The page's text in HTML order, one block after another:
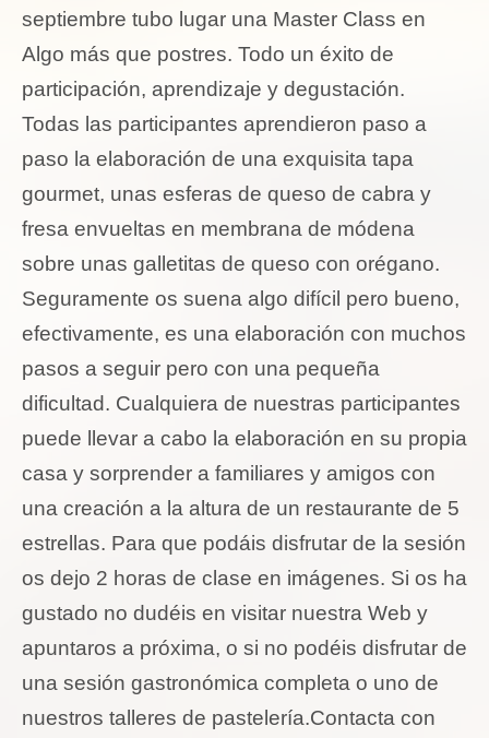
septiembre tubo lugar una Master Class en
Algo más que postres. Todo un éxito de
participación, aprendizaje y degustación.
Todas las participantes aprendieron paso a
paso la elaboración de una exquisita tapa
gourmet, unas esferas de queso de cabra y
fresa envueltas en membrana de módena
sobre unas galletitas de queso con orégano.
Seguramente os suena algo difícil pero bueno,
efectivamente, es una elaboración con muchos
pasos a seguir pero con una pequeña
dificultad. Cualquiera de nuestras participantes
puede llevar a cabo la elaboración en su propia
casa y sorprender a familiares y amigos con
una creación a la altura de un restaurante de 5
estrellas. Para que podáis disfrutar de la sesión
os dejo 2 horas de clase en imágenes. Si os ha
gustado no dudéis en visitar nuestra Web y
apuntaros a próxima, o si no podéis disfrutar de
una sesión gastronómica completa o uno de
nuestros talleres de pastelería.Contacta con